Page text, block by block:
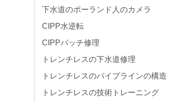
下水道のポーランド人のカメラ
CIPP水逆転
CIPPパッチ修理
トレンチレスの下水道修理
トレンチレスのパイプラインの構造
トレンチレスの技術トレーニング